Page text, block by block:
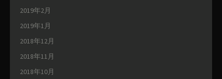
2019年2月
2019年1月
2018年12月
2018年11月
2018年10月